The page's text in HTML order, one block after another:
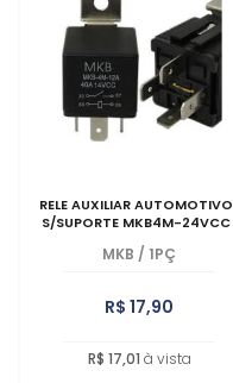
RELE AUXILIAR AUTOMOTIVO
S/SUPORTE MKB4M-24VCC
MKB / 1PÇ
R$ 17,90
R$ 17,01 à vista